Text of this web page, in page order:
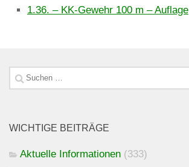
1.36. – KK-Gewehr 100 m – Auflage
Suchen
nach:
WICHTIGE BEITRÄGE
Aktuelle Informationen (333)